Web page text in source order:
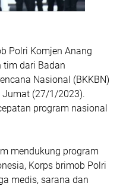
Polri Komjen Anang
tim dari Badan
Nasional (BKKBN)
Jumat (27/1/2023).
program nasional
mendukung program
Korps brimob Polri
medis, sarana dan